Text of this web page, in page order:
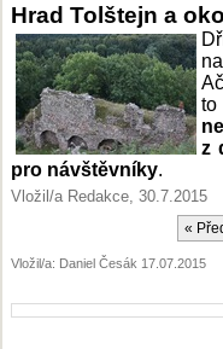
Hrad Tolštejn a
to
z
pro návštěvníky.
Vložil/a Redakce, 30.7.2015
«
Vložil/a: Daniel Česák 17.07.2015